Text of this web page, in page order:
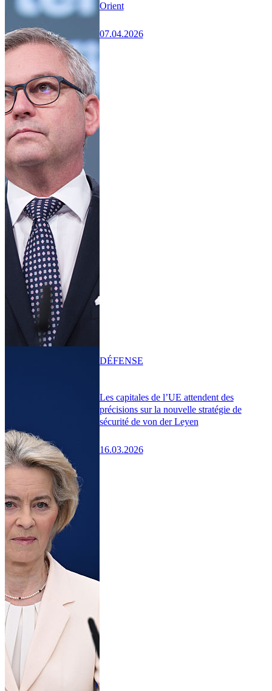
Orient
07.04.2026
Les capitales de l’UE attendent des
précisions sur la nouvelle stratégie de
sécurité de von der Leyen
16.03.2026
DÉFENSE